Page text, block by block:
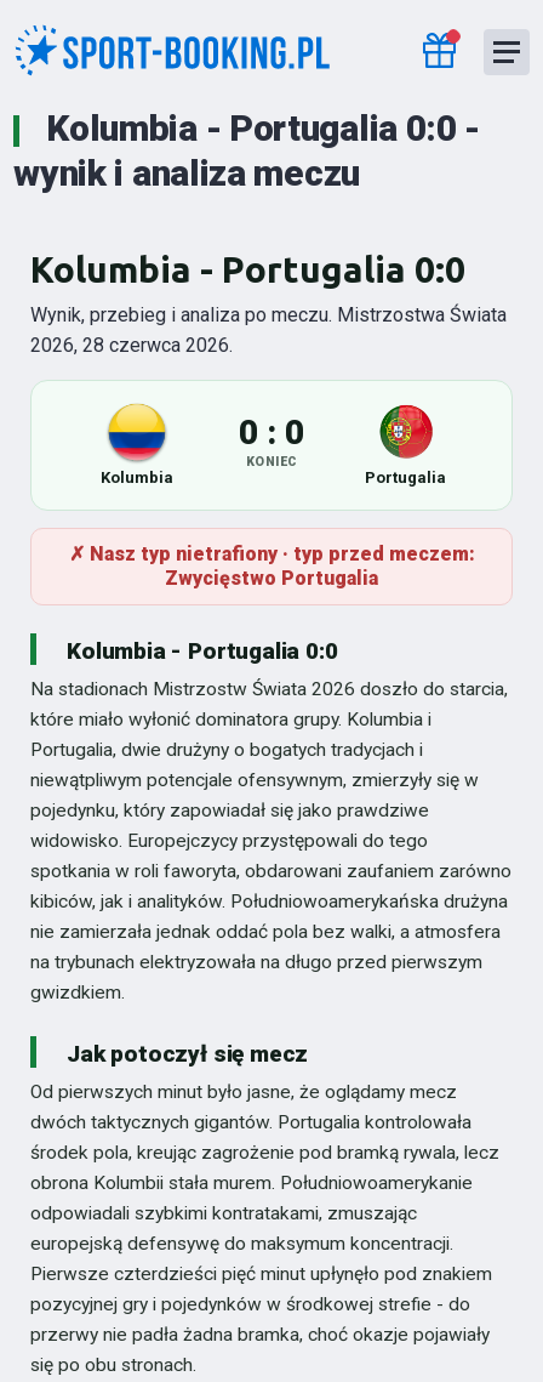
Kolumbia - Portugalia 0:0 -
wynik i analiza meczu
Kolumbia - Portugalia 0:0
Wynik, przebieg i analiza po meczu. Mistrzostwa Świata
2026, 28 czerwca 2026.
Kolumbia
0 : 0
KONIEC
Portugalia
✗ Nasz typ nietrafiony · typ przed meczem:
Zwycięstwo Portugalia
Kolumbia - Portugalia 0:0
Na stadionach Mistrzostw Świata 2026 doszło do starcia,
które miało wyłonić dominatora grupy. Kolumbia i
Portugalia, dwie drużyny o bogatych tradycjach i
niewątpliwym potencjale ofensywnym, zmierzyły się w
pojedynku, który zapowiadał się jako prawdziwe
widowisko. Europejczycy przystępowali do tego
spotkania w roli faworyta, obdarowani zaufaniem zarówno
kibiców, jak i analityków. Południowoamerykańska drużyna
nie zamierzała jednak oddać pola bez walki, a atmosfera
na trybunach elektryzowała na długo przed pierwszym
gwizdkiem.
Jak potoczył się mecz
Od pierwszych minut było jasne, że oglądamy mecz
dwóch taktycznych gigantów. Portugalia kontrolowała
środek pola, kreując zagrożenie pod bramką rywala, lecz
obrona Kolumbii stała murem. Południowoamerykanie
odpowiadali szybkimi kontratakami, zmuszając
europejską defensywę do maksymum koncentracji.
Pierwsze czterdzieści pięć minut upłynęło pod znakiem
pozycyjnej gry i pojedynków w środkowej strefie - do
przerwy nie padła żadna bramka, choć okazje pojawiały
się po obu stronach.